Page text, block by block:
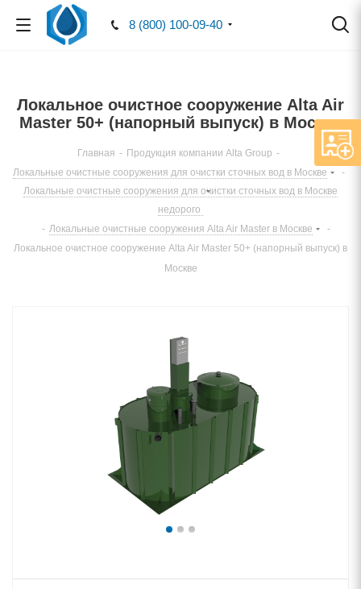
8 (800) 100-09-40
Локальное очистное сооружение Alta Air
Master 50+ (напорный выпуск) в Москве
Главная - Продукция компании Alta Group -
Локальные очистные сооружения для очистки сточных вод в Москве
-
Локальные очистные сооружения для очистки сточных вод в Москве
недорого
- Локальные очистные сооружения Alta Air Master в Москве
-
Локальное очистное сооружение Alta Air Master 50+ (напорный выпуск) в
Москве